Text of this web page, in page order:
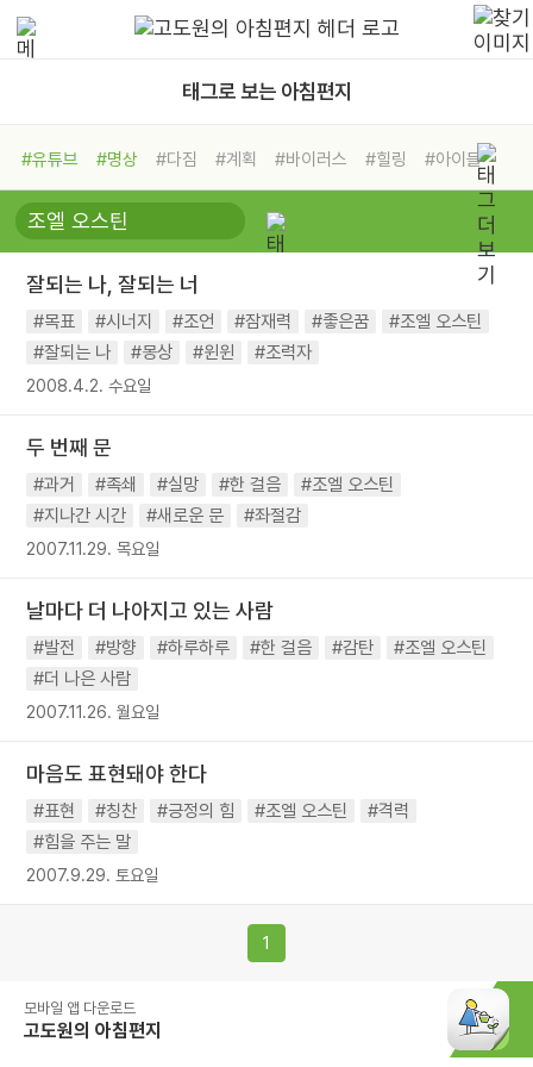
태그로 보는 아침편지
#유튜브 #명상 #다짐 #계획 #바이러스 #힐링
#아이들
#비전캠프
#독서캠프 #삶
#희망
#나눔 #친구 #링컨학교
#독서
#건강 #면역력
잘되는 나, 잘되는 너
#목표 #시너지 #조언 #잠재력 #좋은꿈
#조엘 오스틴
#잘되는 나
#몽상 #윈윈 #조력자
2008.4.2. 수요일
두 번째 문
#과거 #족쇄 #실망 #한 걸음
#조엘 오스틴
#지나간 시간
#새로운 문 #좌절감
2007.11.29. 목요일
날마다 더 나아지고 있는 사람
#발전 #방향 #하루하루 #한 걸음 #감탄
#조엘 오스틴
#더 나은 사람
2007.11.26. 월요일
마음도 표현돼야 한다
#표현 #칭찬 #긍정의 힘 #조엘 오스틴
#격력
#힘을 주는 말
2007.9.29. 토요일
1
모바일 앱 다운로드
고도원의 아침편지